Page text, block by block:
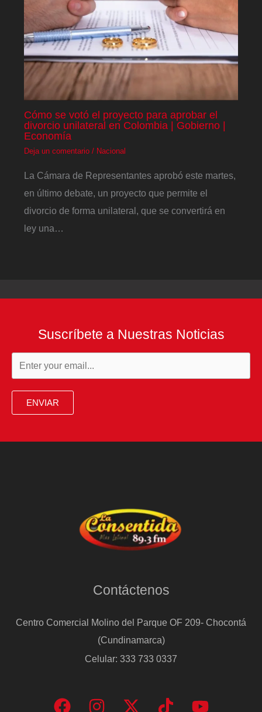
Cómo se votó el proyecto para aprobar el
divorcio unilateral en Colombia | Gobierno |
Economía
Deja un comentario / Nacional
La Cámara de Representantes aprobó este martes,
en último debate, un proyecto que permite el
divorcio de forma unilateral, que se convertirá en
ley una…
Suscríbete a Nuestras Noticias
ENVIAR
Contáctenos
Centro Comercial Molino del Parque OF 209- Chocontá
(Cundinamarca)
Celular: 333 733 0337